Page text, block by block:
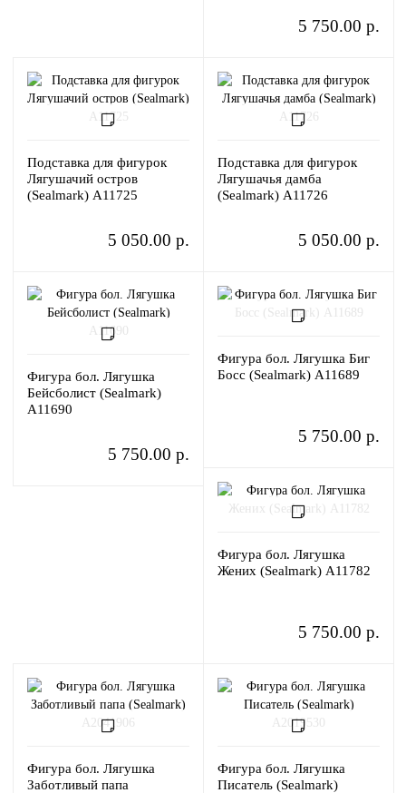
5 750.00 р.
Подставка для фигурок
Лягушачий остров
(Sealmark) A11725
5 050.00 р.
Подставка для фигурок
Лягушачья дамба
(Sealmark) A11726
5 050.00 р.
Фигура бол. Лягушка
Бейсболист (Sealmark)
A11690
5 750.00 р.
Фигура бол. Лягушка Биг
Босс (Sealmark) A11689
5 750.00 р.
Фигура бол. Лягушка
Жених (Sealmark) A11782
5 750.00 р.
Фигура бол. Лягушка
Заботливый папа
Фигура бол. Лягушка
Писатель (Sealmark)